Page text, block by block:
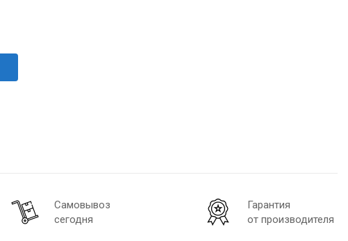
Самовывоз
сегодня
Гарантия
от производителя